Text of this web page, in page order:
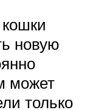
новую
может
только